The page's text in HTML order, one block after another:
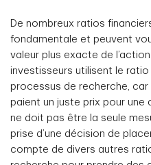
De nombreux ratios
fondamentale et peuvent
valeur plus exacte de
investisseurs utilisent le
processus de recherche, car
paient un juste prix pour
ne doit pas être la seule
prise d’une décision de
compte de divers autres